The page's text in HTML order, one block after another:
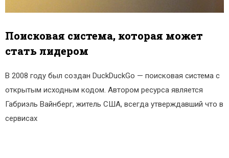
Поисковая система, которая может
стать лидером
В 2008 году был создан DuckDuckGo — поисковая система с
открытым исходным кодом. Автором ресурса является
Габриэль Вайнберг, житель США, всегда утверждавший что в
сервисах